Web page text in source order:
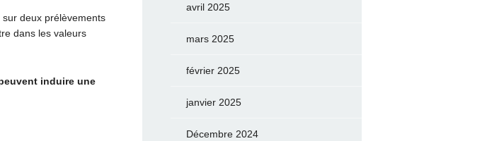
deux prélèvements
dans les valeurs
induire une
avril 2025
mars 2025
février 2025
janvier 2025
Décembre 2024